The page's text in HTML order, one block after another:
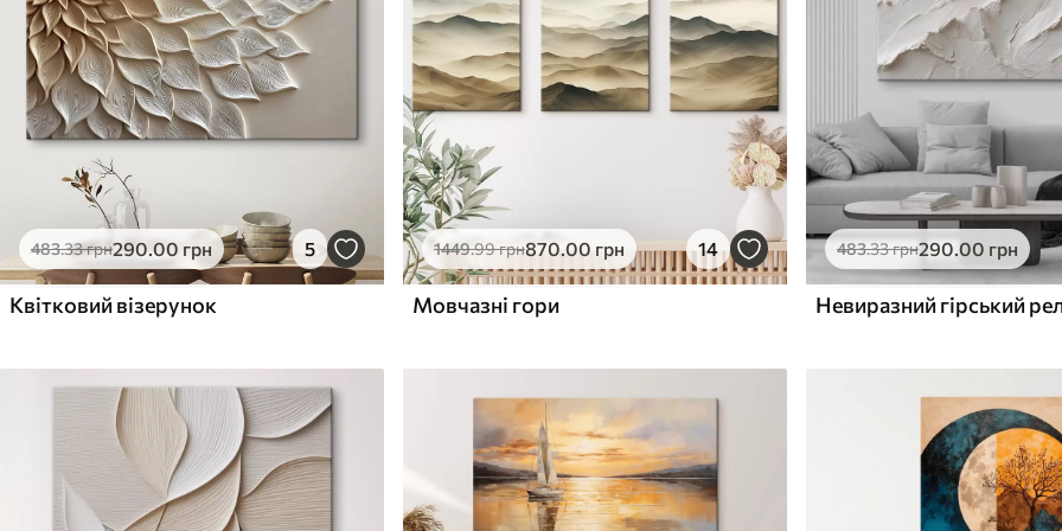
✗
Поверхня з текстурою
полотна
✗Екологічний матеріал
Поверхня з текстурою
полотна
Екологічний матеріал
✓
Поверхня з текстурою
полотна
✓ Екологічний матеріал
483.33грн290.00 грн 5
Квітковий візерунок
1449.99грн870.00 грн 14
Мовчазні гори
483.33грн290.00 грн